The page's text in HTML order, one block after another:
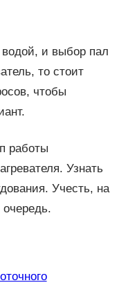
и выбор пал
то стоит
чтобы
работы
Узнать
Учесть, на